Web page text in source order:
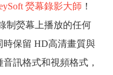
熒幕錄影大師 ！
制熒幕上播放的任何
時保留 HD高清畫質與
訊格式和視頻格式，